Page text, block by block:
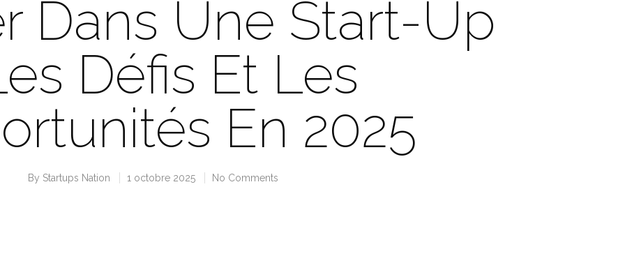
Dans Une Start-Up
Défis Et Les
En 2025
By Startups Nation 1 octobre 2025 No Comments